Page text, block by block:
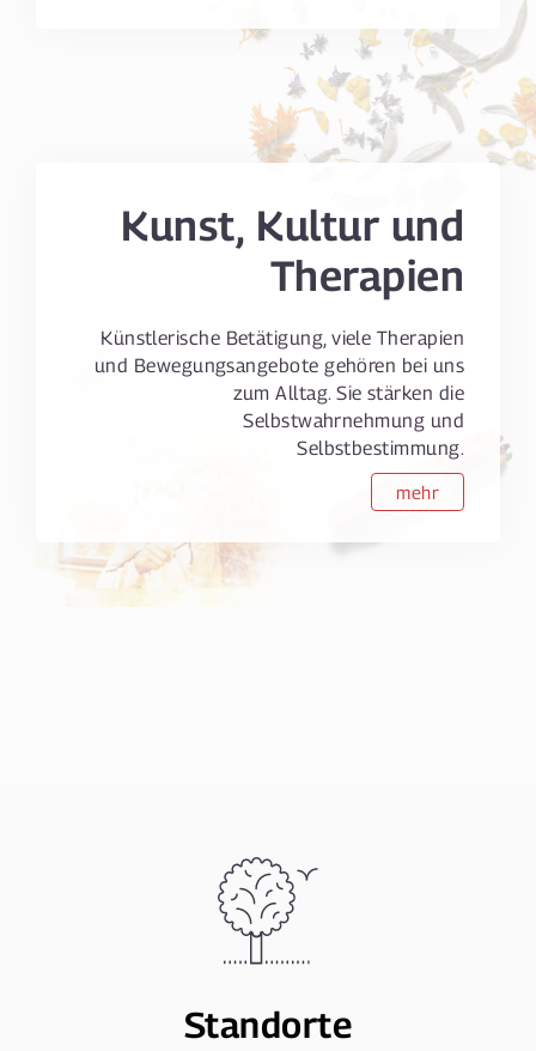
Kunst, Kultur und
Therapien
Künstlerische Betätigung, viele Therapien
und Bewegungsangebote gehören bei uns
zum Alltag. Sie stärken die
Selbstwahrnehmung und
Selbstbestimmung.
mehr
Standorte